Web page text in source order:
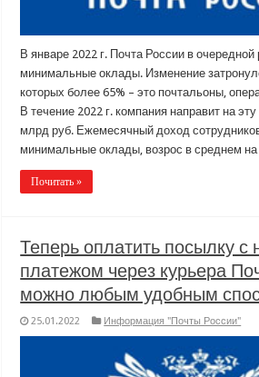
В январе 2022 г. Почта России в
минимальные оклады. Изменение
которых более 65% – это почтальоны,
В течение 2022 г. компания направит на
млрд руб. Ежемесячный доход
минимальные оклады, возрос в среднем на
Почитать »
Теперь оплатить посылку
платежом через курьера
можно любым удобным
25.01.2022 Информация "Почты России"